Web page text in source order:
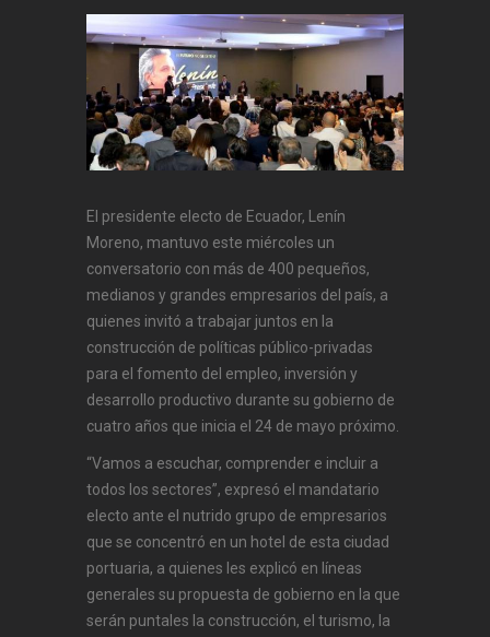
El presidente electo de Ecuador, Lenín
Moreno, mantuvo este miércoles un
conversatorio con más de 400 pequeños,
medianos y grandes empresarios del país, a
quienes invitó a trabajar juntos en la
construcción de políticas público-privadas
para el fomento del empleo, inversión y
desarrollo productivo durante su gobierno de
cuatro años que inicia el 24 de mayo próximo.
“Vamos a escuchar, comprender e incluir a
todos los sectores”, expresó el mandatario
electo ante el nutrido grupo de empresarios
que se concentró en un hotel de esta ciudad
portuaria, a quienes les explicó en líneas
generales su propuesta de gobierno en la que
serán puntales la construcción, el turismo, la